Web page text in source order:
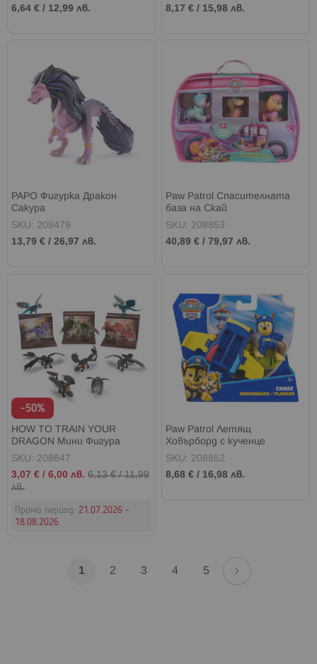
6,64 € / 12,99 лв.
8,17 € / 15,98 лв.
PAPO Фигурка Дракон
Сакура
SKU: 209479
13,79 € / 26,97 лв.
Paw Patrol Спасителната
база на Скай
SKU: 208853
40,89 € / 79,97 лв.
-50%
HOW TO TRAIN YOUR
DRAGON Мини Фигура
SKU: 208847
Промо
цена
3,07 € / 6,00 лв. 6,13 €/11,99
лв.
Промо период: 21.07.2026 -
18.08.2026
Paw Patrol Летящ
Ховърборд с кученце
SKU: 208852
8,68 € / 16,98 лв.
В1 Страница
2 Страница
3 Страница
4 Страница
5
Страница
Напред